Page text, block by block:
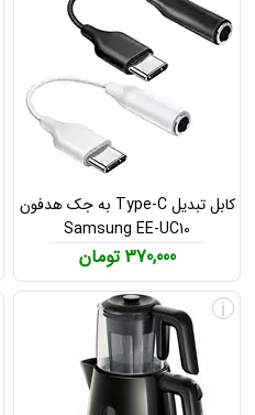
کابل تبدیل Type-C به جک هدفون
Samsung EE-UC10
370,000 تومان
i